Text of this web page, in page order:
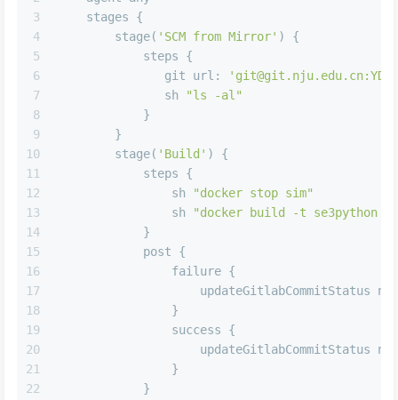
3
4
5
6
7
8
9
10
11
12
13
14
15
16
17
18
19
20
21
22
    stages {
        stage(
'SCM from Mirror' ) {
            steps {
               git
url:
               sh
"ls -al"
            }
        }
        stage(
'Build' ) {
            steps {
                sh
"docker stop sim"
                sh
"docker build -t se3python ."
            }
            post {
                failure {
                    updateGitlabCommitStatus
                }
                success {
                    updateGitlabCommitStatus
                }
            }